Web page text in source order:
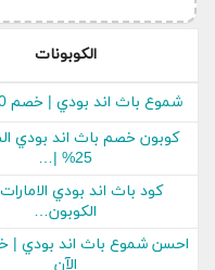
المتواجدة للبيع
فقط على جميع
بودي ووركس bath and body works الكويت ” .
الخصم على حسب
الكوبونات
شموع باث اند بودي | خصم 40% لكم
كوبون خصم باث اند بودي
25% |…
كود باث اند بودي
الكوبون…
الآن